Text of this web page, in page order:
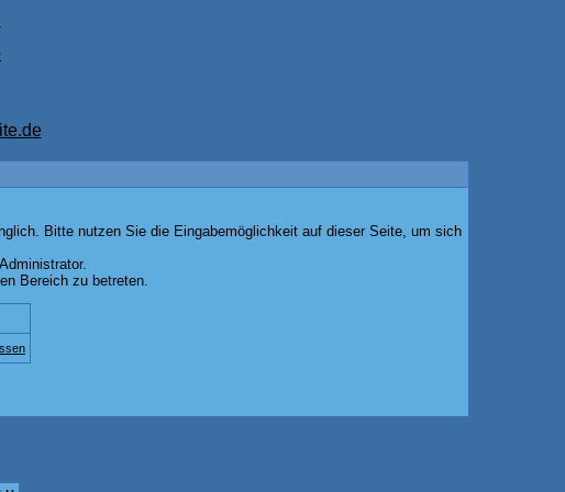
Bitte nutzen Sie die Eingabemöglichkeit auf dieser Seite, um sich
Bereich zu betreten.